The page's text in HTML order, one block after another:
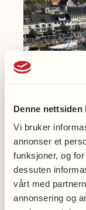
Denne
Vi bruker
annonser et
funksjoner, og
dessuten
vårt med
annonsering og
Møt oss